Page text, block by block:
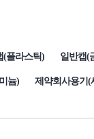
(플라스틱) 일반캡(
늄) 제약회사용기(